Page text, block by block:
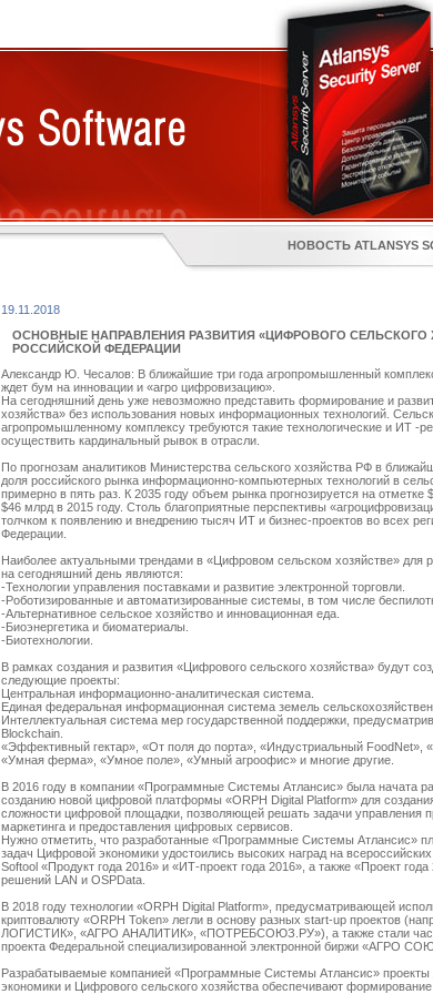
НОВОСТЬ ATLANSYS
19.11.2018
ОСНОВНЫЕ НАПРАВЛЕНИЯ РАЗВИТИЯ «ЦИФРОВОГО СЕЛЬСКОГО
РОССИЙСКОЙ ФЕДЕРАЦИИ
Александр Ю. Чесалов: В ближайшие три года агропромышленный
ждет бум на инновации и «агро цифровизацию».
На сегодняшний день уже невозможно представить формирование и
хозяйства» без использования новых информационных технологий.
агропромышленному комплексу требуются такие технологические и ИТ -
осуществить кардинальный рывок в отрасли.
По прогнозам аналитиков Министерства сельского хозяйства РФ в
доля российского рынка информационно-компьютерных технологий в
примерно в пять раз. К 2035 году объем рынка прогнозируется на отметке
$46 млрд в 2015 году. Столь благоприятные перспективы
толчком к появлению и внедрению тысяч ИТ и бизнес-проектов во всех
Федерации.
Наиболее актуальными трендами в «Цифровом сельском хозяйстве» для
на сегодняшний день являются:
-Технологии управления поставками и развитие электронной торговли.
-Роботизированные и автоматизированные системы, в том числе
-Альтернативное сельское хозяйство и инновационная еда.
-Биоэнергетика и биоматериалы.
-Биотехнологии.
В рамках создания и развития «Цифрового сельского хозяйства» будут
следующие проекты:
Центральная информационно-аналитическая система.
Единая федеральная информационная система земель
Интеллектуальная система мер государственной поддержки,
Blockchain.
«Эффективный гектар», «От поля до порта», «Индустриальный FoodNet»,
«Умная ферма», «Умное поле», «Умный агроофис» и многие другие.
В 2016 году в компании «Программные Системы Атлансис» была начата
созданию новой цифровой платформы «ORPH Digital Platform» для
сложности цифровой площадки, позволяющей решать задачи управления
маркетинга и предоставления цифровых сервисов.
Нужно отметить, что разработанные «Программные Системы Атлансис»
задач Цифровой экономики удостоились высоких наград на
Softool «Продукт года 2016» и «ИТ-проект года 2016», а также «Проект
решений LAN и OSPData.
В 2018 году технологии «ORPH Digital Platform», предусматривающей
криптовалюту «ORPH Token» легли в основу разных start-up проектов
ЛОГИСТИК», «АГРО АНАЛИТИК», «ПОТРЕБСОЮЗ.РУ»), а также стали
проекта Федеральной специализированной электронной биржи «АГРО
Разрабатываемые компанией «Программные Системы Атлансис» проекты
экономики и Цифрового сельского хозяйства обеспечивают